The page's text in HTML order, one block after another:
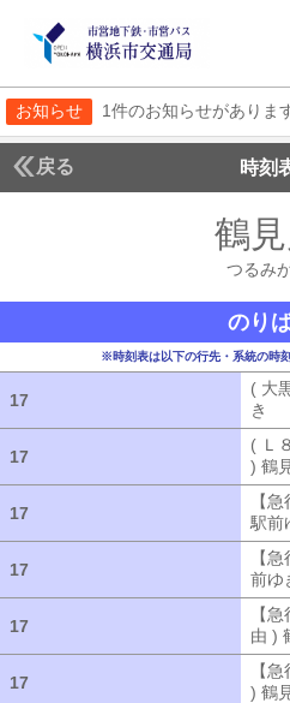
お知らせ 1件のお知らせがありま
戻る 時刻
鶴見
つるみ
のり
※時刻表は以下の行先・系統の時
17
( 大
き
17
( Ｌ
) 鶴
17
【
駅前
17
【
前ゆ
17
【
由 )
17
【
) 鶴